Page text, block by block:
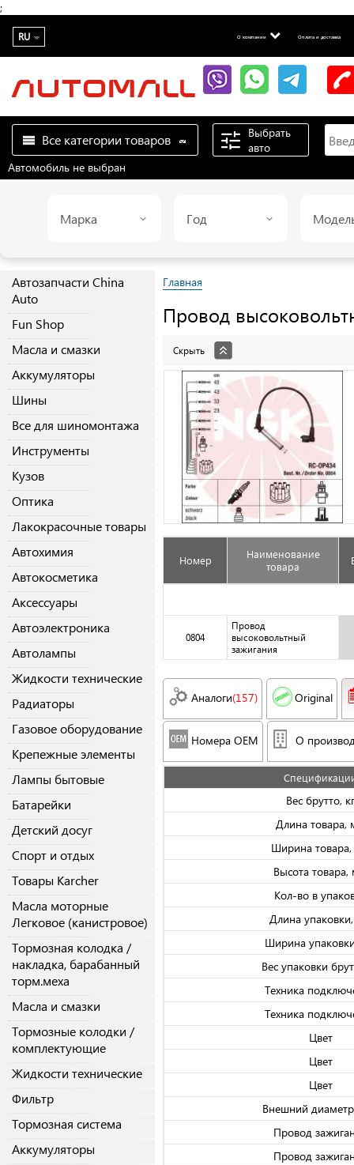
;
RU О компании Оплата и доставка
Все категории товаров
Выбрать
авто
Автомобиль не выбран
Марка Год
Автозапчасти China
Auto
Fun Shop
Масла и смазки
Аккумуляторы
Шины
Все для шиномонтажа
Инструменты
Кузов
Оптика
Лакокрасочные товары
Автохимия
Автокосметика
Аксессуары
Автоэлектроника
Автолампы
Жидкости технические
Радиаторы
Газовое оборудование
Крепежные элементы
Лампы бытовые
Батарейки
Детский досуг
Спорт и отдых
Товары Karcher
Масла моторные
Легковое (канистровое)
Тормозная колодка /
накладка, барабанный
торм.меха
Масла и смазки
Тормозные колодки /
комплектующие
Жидкости технические
Фильтр
Тормозная система
Аккумуляторы
Главная
Провод
Скрыть
Номер
Наименование
товара
0804
Провод
высоковольтный
зажигания
Аналоги(157) Original
Номера OEM О
Вес брутто, кг
Длина товара,
Ширина
Высота
Кол-во в
Длина
Ширина
Вес упаковки
Техника
Техника
Цвет
Цвет
Цвет
Внешний
Провод
Провод